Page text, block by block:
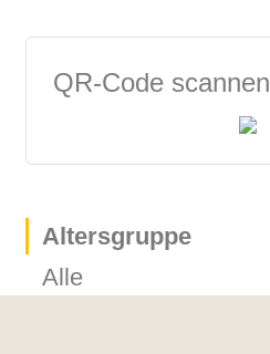
QR-Code scannen
Altersgruppe
Alle